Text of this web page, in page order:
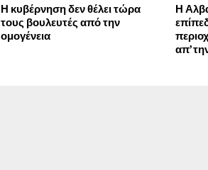
Η κυβέρνηση δεν θέλει τώρα
τους βουλευτές από την
ομογένεια
Η
απ’